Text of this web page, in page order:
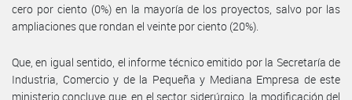
cero por ciento (0%) en la mayoría de los proyectos, salvo por las
ampliaciones que rondan el veinte por ciento (20%).
Que, en igual sentido, el informe técnico emitido por la Secretaría de
Industria, Comercio y de la Pequeña y Mediana Empresa de este
ministerio concluye que, en el sector siderúrgico, la modificación del